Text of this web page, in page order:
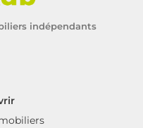
indépendants